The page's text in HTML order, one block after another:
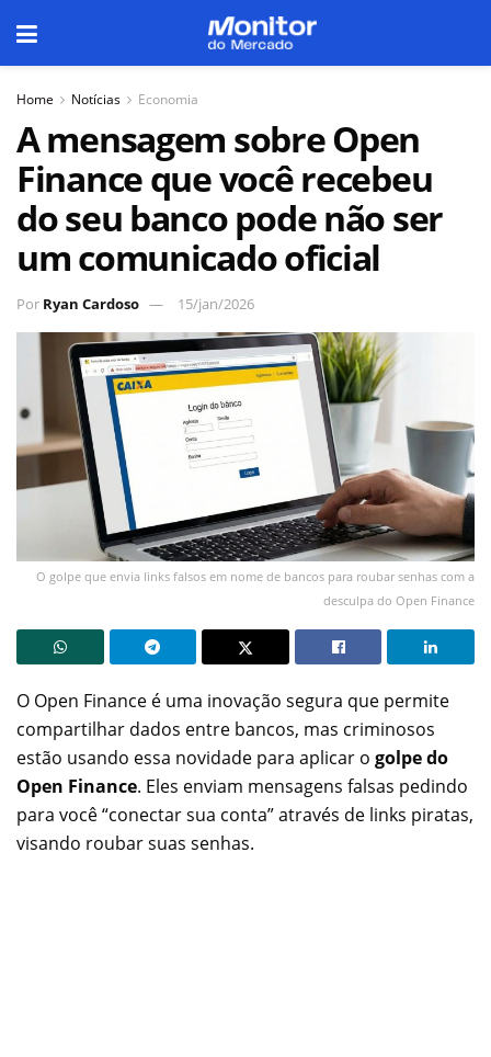
Home Notícias Economia
A mensagem sobre Open
Finance que você recebeu
do seu banco pode não ser
um comunicado oficial
Por Ryan Cardoso 15/jan/2026
O golpe que envia links falsos em nome de bancos para roubar senhas com a
desculpa do Open Finance
O Open Finance é uma inovação segura que permite
compartilhar dados entre bancos, mas criminosos
estão usando essa novidade para aplicar o golpe do
Open Finance. Eles enviam mensagens falsas pedindo
para você “conectar sua conta” através de links piratas,
visando roubar suas senhas.